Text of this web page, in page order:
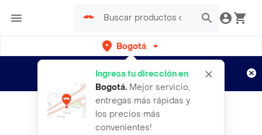
Bogotá
Ingresa tu dirección en
Bogotá. Mejor servicio,
entregas más rápidas y
los precios más
convenientes!
envíos gratis por semanas
Aplican TyC